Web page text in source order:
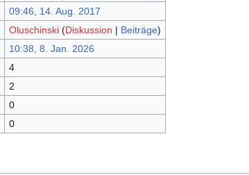
09:46, 14. Aug. 2017
Oluschinski (Diskussion | Beiträge)
10:38, 8. Jan. 2026
4
2
0
0